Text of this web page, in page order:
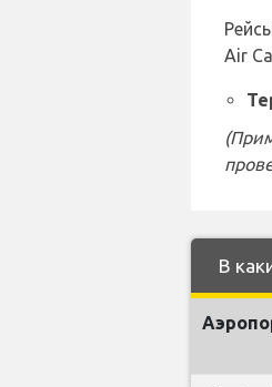
Air
В